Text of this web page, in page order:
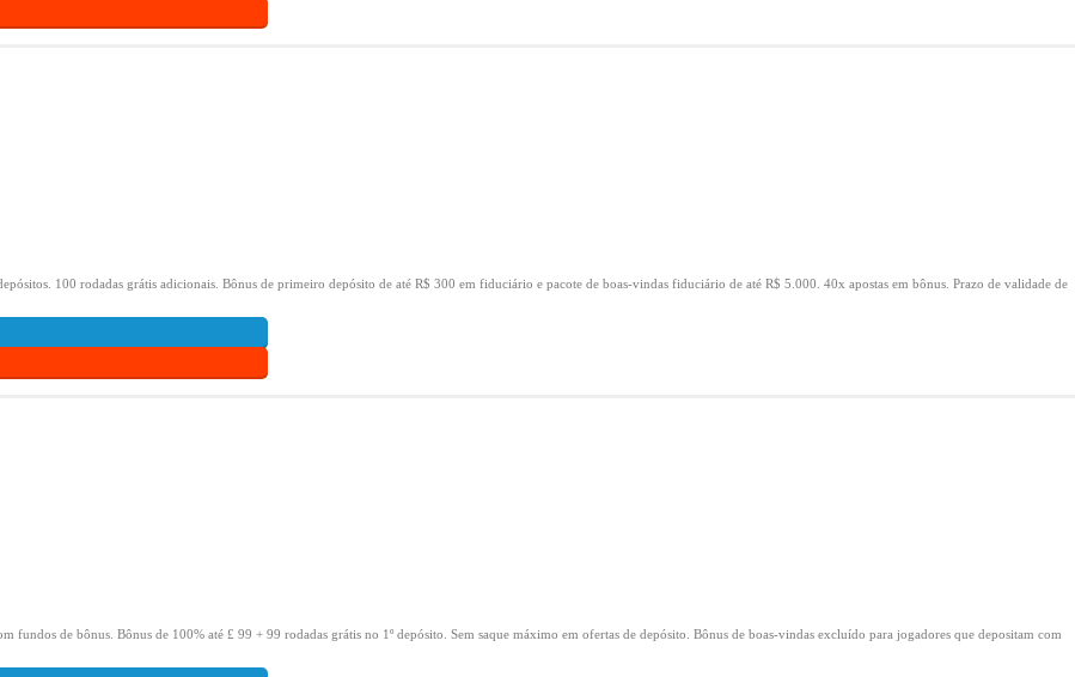
100 rodadas grátis adicionais. Bônus de primeiro depósito de até R$ 300 em fiduciário e pacote de boas-vindas fiduciário de até R$ 5.000. 40x apostas em bônus. Prazo de validade de
fundos de bônus. Bônus de 100% até £ 99 + 99 rodadas grátis no 1º depósito. Sem saque máximo em ofertas de depósito. Bônus de boas-vindas excluído para jogadores que depositam com